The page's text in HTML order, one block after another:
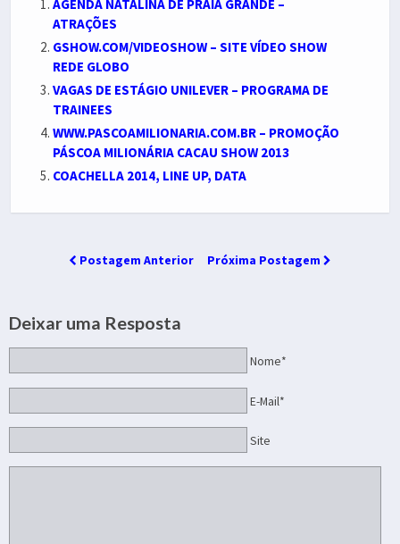
AGENDA NATALINA DE PRAIA GRANDE –
ATRAÇÕES
GSHOW.COM/VIDEOSHOW – SITE VÍDEO SHOW
REDE GLOBO
VAGAS DE ESTÁGIO UNILEVER – PROGRAMA DE
TRAINEES
WWW.PASCOAMILIONARIA.COM.BR – PROMOÇÃO
PÁSCOA MILIONÁRIA CACAU SHOW 2013
COACHELLA 2014, LINE UP, DATA
Postagem Anterior Próxima Postagem
Deixar uma Resposta
Nome*
E-Mail*
Site